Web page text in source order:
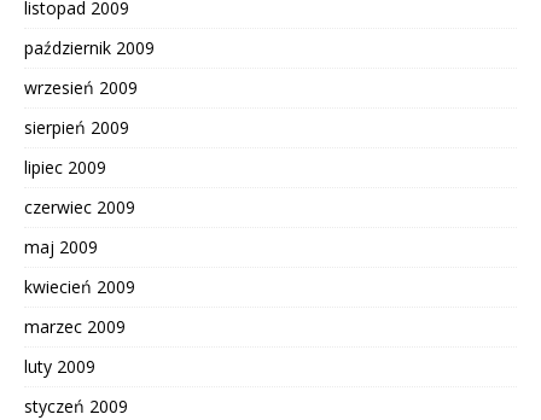
listopad 2009
październik 2009
wrzesień 2009
sierpień 2009
lipiec 2009
czerwiec 2009
maj 2009
kwiecień 2009
marzec 2009
luty 2009
styczeń 2009